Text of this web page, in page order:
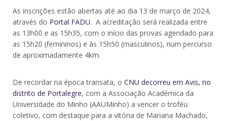
As inscrições estão abertas até ao dia 13 de março de 2024,
através do Portal FADU. A acreditação será realizada entre
as 13h00 e as 15h35, com o início das provas agendado para
as 15h20 (femininos) e às 15h50 (masculinos), num percurso
de aproximadamente 4km.
De recordar na época transata, o CNU decorreu em Avis, no
distrito de Portalegre, com a Associação Académica da
Universidade do Minho (AAUMinho) a vencer o troféu
coletivo, com destaque para a vitória de Mariana Machado,